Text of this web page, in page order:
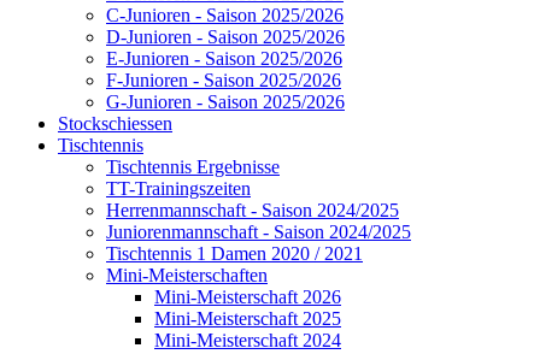
C-Junioren - Saison 2025/2026
D-Junioren - Saison 2025/2026
E-Junioren - Saison 2025/2026
F-Junioren - Saison 2025/2026
G-Junioren - Saison 2025/2026
Stockschiessen
Tischtennis
Tischtennis Ergebnisse
TT-Trainingszeiten
Herrenmannschaft - Saison 2024/2025
Juniorenmannschaft - Saison 2024/2025
Tischtennis 1 Damen 2020 / 2021
Mini-Meisterschaften
Mini-Meisterschaft 2026
Mini-Meisterschaft 2025
Mini-Meisterschaft 2024